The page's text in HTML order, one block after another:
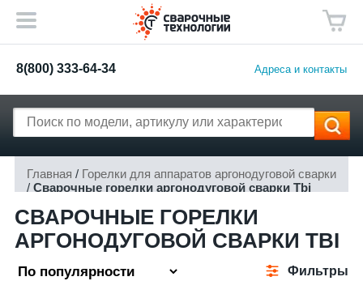
8(800) 333-64-34 Адреса и контакты
Главная / Горелки для аппаратов аргонодуговой сварки
/ Сварочные горелки аргонодуговой сварки Tbi
СВАРОЧНЫЕ ГОРЕЛКИ
АРГОНОДУГОВОЙ СВАРКИ TBI
Фильтры